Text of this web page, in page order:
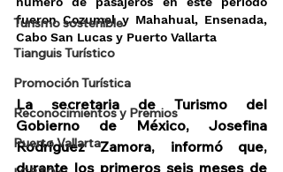
Turismo sostenible
Tianguis Turístico
Promoción Turística
Reconocimientos y Premios
Puerto Vallarta
fueron Cozumel y Mahahual, Ensenada,
Cabo San Lucas y Puerto Vallarta
La secretaria de Turismo del
Gobierno de México, Josefina
Rodríguez Zamora, informó que,
durante los primeros seis meses de